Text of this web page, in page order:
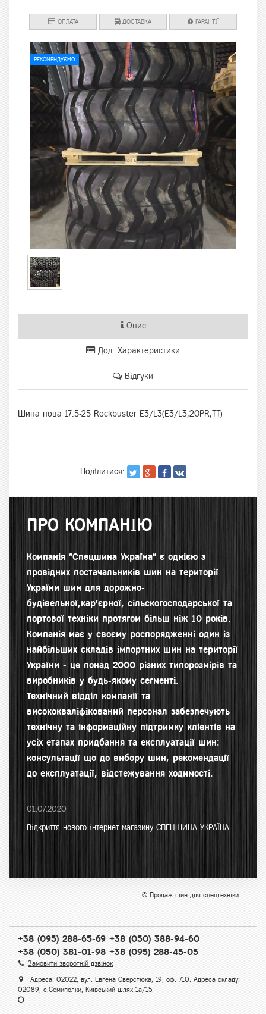
ОПЛАТА ДОСТАВКА ГАРАНТІЇ
РЕКОМЕНДУЄМО
Опис
Дод. Характеристики
Відгуки
Шина нова 17.5-25 Rockbuster E3/L3(E3/L3,20PR,TT)
Поділитися:
ПРО КОМПАНІЮ
Компанія "Спецшина Україна" є однією з
провідних постачальників шин на території
України шин для дорожно-
будівельної,кар'єрної, сільскогосподарської та
портової техніки протягом більш ніж 10 років.
Компанія має у своєму роспорядженні один із
найбільших складів імпортних шин на території
України - це понад 2000 різних типорозмірів та
виробників у будь-якому сегменті.
Технічний відділ компанії та
висококваліфікований персонал забезпечують
технічну та інформаційну підтримку кліентів на
усіх етапах придбання та експлуатації шин:
консультації що до вибору шин, рекомендації
до експлуатації, відстежування ходимості.
01.07.2020
Відкриття нового інтернет-магазину СПЕЦШИНА УКРАЇНА
© Продаж шин для спецтехніки
+38 (095) 288-65-69 +38 (050) 388-94-60
+38 (050) 381-01-98 +38 (095) 288-45-05
Замовити зворотній дзвінок
Адреса: 02022, вул. Евгена Сверстюка, 19, оф. 710. Адреса складу:
02089, с.Семиполки, Київський шлях 1а/15